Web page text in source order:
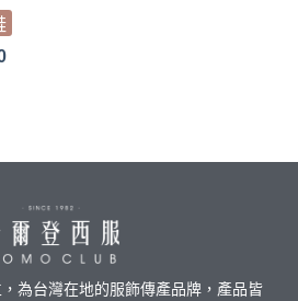
為台灣在地的服飾傳產品牌，產品皆